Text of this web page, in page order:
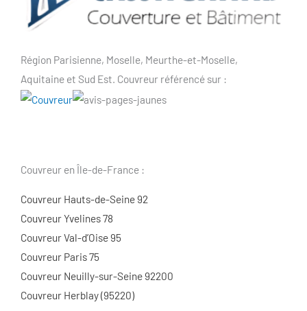
Région Parisienne, Moselle, Meurthe-et-Moselle,
Aquitaine et Sud Est. Couvreur référencé sur :
Couvreur en Île-de-France :
Couvreur Hauts-de-Seine 92
Couvreur Yvelines 78
Couvreur Val-d’Oise 95
Couvreur Paris 75
Couvreur Neuilly-sur-Seine 92200
Couvreur Herblay (95220)